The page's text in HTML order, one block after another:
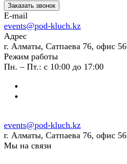
Заказать звонок
E-mail
events@pod-kluch.kz
Адрес
г. Алматы, Сатпаева 76, офис 56
Режим работы
Пн. – Пт.: с 10:00 до 17:00
events@pod-kluch.kz
г. Алматы, Сатпаева 76, офис 56
Мы на связи